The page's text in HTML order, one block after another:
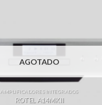
AGOTADO
AMPLIFICADORES INTEGRADOS
ROTEL A14MKII